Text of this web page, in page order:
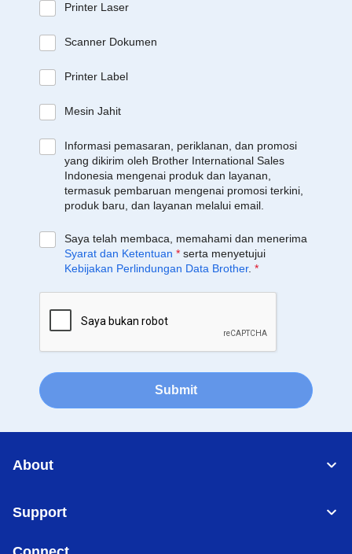
Printer Laser
Scanner Dokumen
Printer Label
Mesin Jahit
Informasi pemasaran, periklanan, dan promosi
yang dikirim oleh Brother International Sales
Indonesia mengenai produk dan layanan,
termasuk pembaruan mengenai promosi terkini,
produk baru, dan layanan melalui email.
Saya telah membaca, memahami dan menerima
Syarat dan Ketentuan * serta menyetujui
Kebijakan Perlindungan Data Brother. *
Submit
About
Support